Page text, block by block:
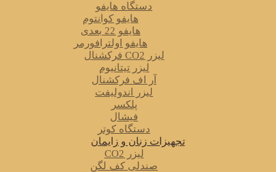
دستگاه هایفو
هایفو کوانتوم
هایفو 22 بعدی
هایفو اولترافورمر
لیزر CO2 فرکشنال
لیزر تیتانیوم
آر اف فرکشنال
لیزر اندولیفت
پلکسر
فیشال
دستگاه کوتر
تجهیزات زنان و زایمان
لیزر CO2
صندلی کف لگن